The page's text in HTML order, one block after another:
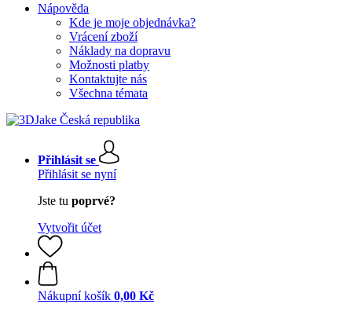
Nápověda
Kde je moje objednávka?
Vrácení zboží
Náklady na dopravu
Možnosti platby
Kontaktujte nás
Všechna témata
Přihlásit se
Přihlásit se nyní
Jste tu poprvé?
Vytvořit účet
Nákupní košík 0,00 Kč